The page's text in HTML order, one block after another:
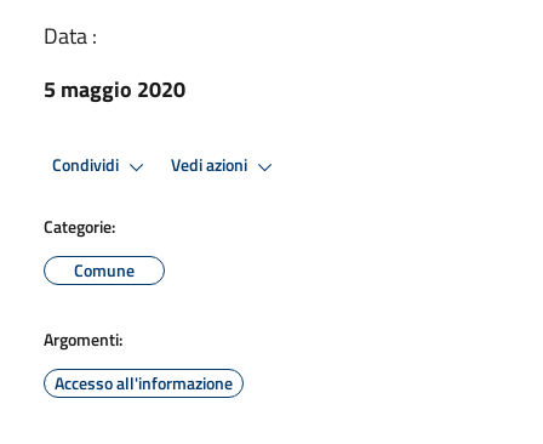
Data :
5 maggio 2020
Condividi Vedi azioni
Categorie:
Comune
Argomenti:
Accesso all'informazione